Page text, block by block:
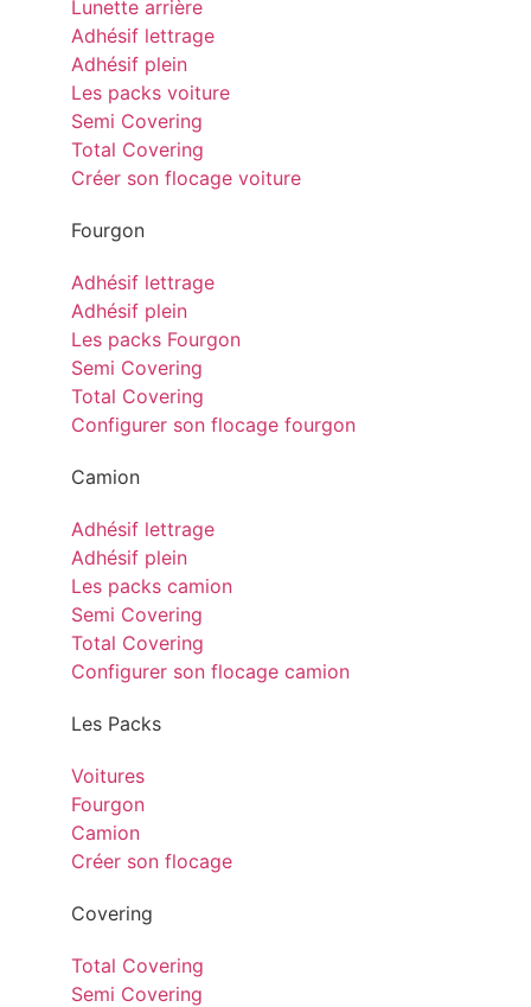
Lunette arrière
Adhésif lettrage
Adhésif plein
Les packs voiture
Semi Covering
Total Covering
Créer son flocage voiture
Fourgon
Adhésif lettrage
Adhésif plein
Les packs Fourgon
Semi Covering
Total Covering
Configurer son flocage fourgon
Camion
Adhésif lettrage
Adhésif plein
Les packs camion
Semi Covering
Total Covering
Configurer son flocage camion
Les Packs
Voitures
Fourgon
Camion
Créer son flocage
Covering
Total Covering
Semi Covering